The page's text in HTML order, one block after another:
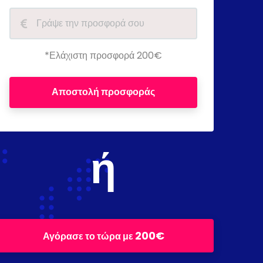
*Ελάχιστη προσφορά 200€
Αποστολή προσφοράς
ή
Αγόρασε το τώρα με200€